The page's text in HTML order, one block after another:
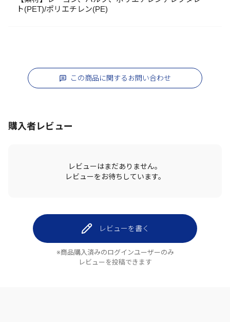
ト(PET)/ポリエチレン(PE)
この商品に関するお問い合わせ
購入者レビュー
レビューはまだありません。
レビューをお待ちしています。
レビューを書く
※商品購入済みのログインユーザーのみ
レビューを投稿できます